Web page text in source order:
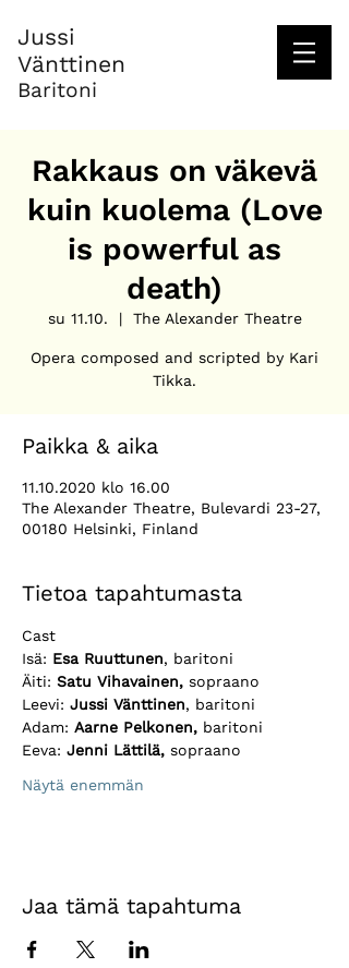
Jussi
Vänttinen
Baritoni
Rakkaus on väkevä
kuin kuolema (Love
is powerful as
death)
su 11.10.
  |
The Alexander Theatre
Opera composed and scripted by Kari
Tikka.
Paikka & aika
11.10.2020 klo 16.00
The Alexander Theatre, Bulevardi 23-27,
00180 Helsinki, Finland
Tietoa tapahtumasta
Cast
Isä: Esa Ruuttunen, baritoni
Äiti: Satu Vihavainen, sopraano
Leevi: Jussi Vänttinen, baritoni
Adam: Aarne Pelkonen, baritoni
Eeva: Jenni Lättilä, sopraano
Näytä enemmän
Jaa tämä tapahtuma